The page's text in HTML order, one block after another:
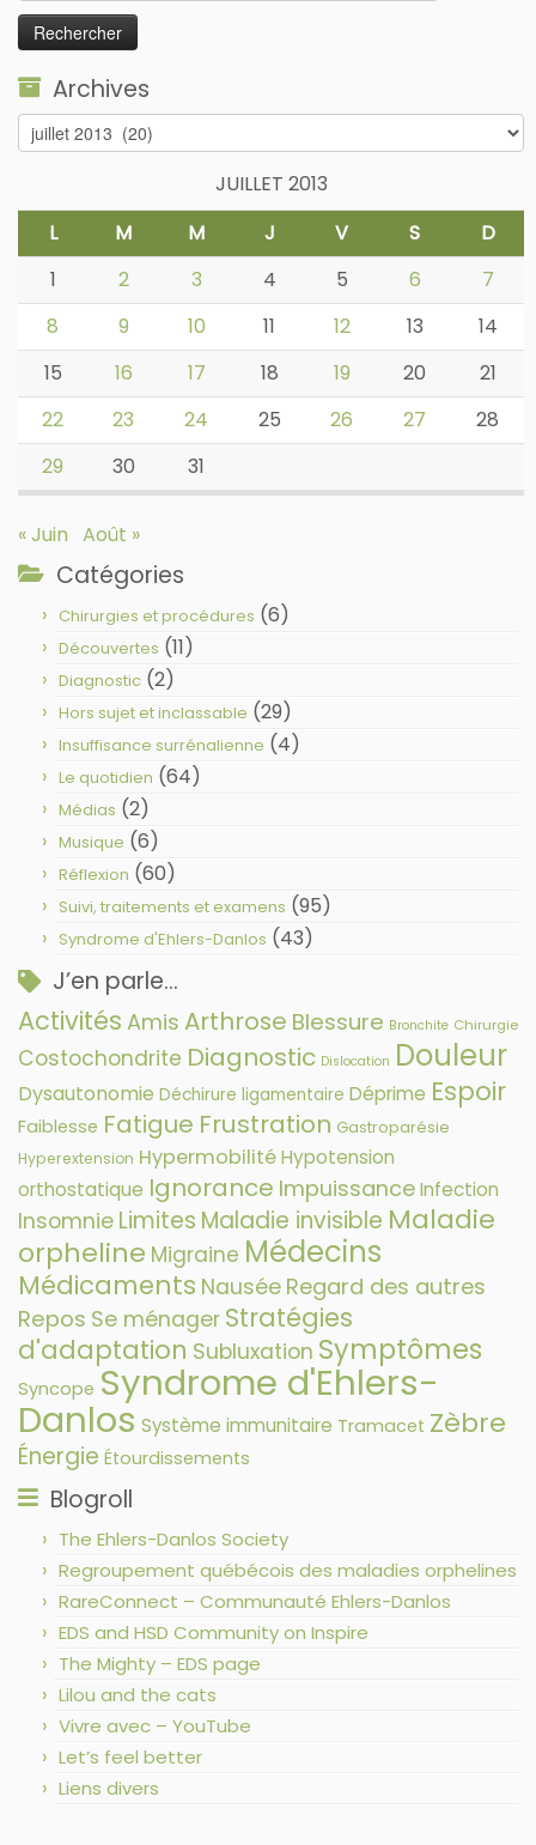
Archives
Archives
JUILLET 2013
L
M M J V S
D
1
2 3 4 5 6
7
8
9 10 11 12 13
14
15
16 17 18 19 20
21
22
23 24 25 26 27
28
29
30 31
« Juin Août »
Catégories
Chirurgies et procédures (6)
Découvertes (11)
Diagnostic (2)
Hors sujet et inclassable (29)
Insuffisance surrénalienne (4)
Le quotidien (64)
Médias (2)
Musique (6)
Réflexion (60)
Suivi, traitements et examens (95)
Syndrome d'Ehlers-Danlos (43)
J’en parle…
Activités Amis Arthrose Blessure Bronchite Chirurgie
Costochondrite Diagnostic Dislocation Douleur
Dysautonomie Déchirure ligamentaire Déprime Espoir
Faiblesse Fatigue Frustration Gastroparésie
Hyperextension HypermobilitéHypotension
orthostatique Ignorance ImpuissanceInfection
Insomnie Limites Maladie invisible Maladie
orpheline Migraine Médecins
Médicaments Nausée Regard des autres
Repos Se ménager Stratégies
d'adaptation Subluxation Symptômes
Syncope Syndrome d'Ehlers-
Danlos Système immunitaire Tramacet Zèbre
Énergie Étourdissements
Blogroll
The Ehlers-Danlos Society
Regroupement québécois des maladies orphelines
RareConnect – Communauté Ehlers-Danlos
EDS and HSD Community on Inspire
The Mighty – EDS page
Lilou and the cats
Vivre avec – YouTube
Let’s feel better
Liens divers